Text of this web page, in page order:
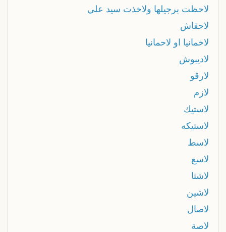
لاحظت برجيلها ولاخذت سيد علي
لاحقاش
لاخمانیا او لاحمانیا
لاديبوش
لارڨو
لازم
لاستيك
لاستيكه
لاسط
لاسع
لاشتا
لاشين
لاصال
لاصة